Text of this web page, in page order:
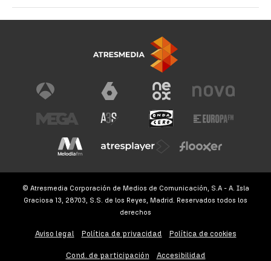
© Atresmedia Corporación de Medios de Comunicación, S.A - A. Isla
Graciosa 13, 28703, S.S. de los Reyes, Madrid. Reservados todos los
derechos
Aviso legal Política de privacidad Política de cookies
Cond. de participación Accesibilidad